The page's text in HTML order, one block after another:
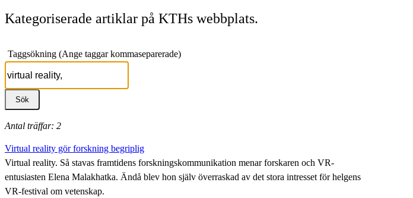
Kategoriserade artiklar på KTHs webbplats.
Taggsökning (Ange taggar kommaseparerade)
Antal träffar: 2
Virtual reality gör forskning begriplig
Virtual reality. Så stavas framtidens forskningskommunikation menar forskaren och VR-
entusiasten Elena Malakhatka. Ändå blev hon själv överraskad av det stora intresset för helgens
VR-festival om vetenskap.